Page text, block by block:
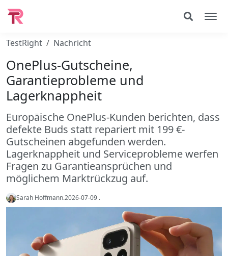
TestRight Nachricht
OnePlus-Gutscheine,
Garantieprobleme und
Lagerknappheit
Europäische OnePlus-Kunden berichten, dass
defekte Buds statt repariert mit 199 €-
Gutscheinen abgefunden werden.
Lagerknappheit und Serviceprobleme werfen
Fragen zu Garantieansprüchen und
möglichem Marktrückzug auf.
Sarah Hoffmann.2026-07-09 .